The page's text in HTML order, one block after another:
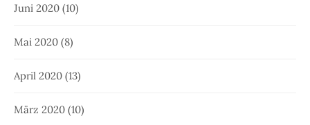
Juni 2020 (10)
Mai 2020 (8)
April 2020 (13)
März 2020 (10)